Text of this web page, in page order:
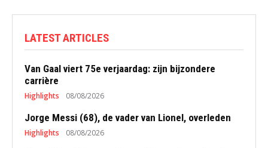
LATEST ARTICLES
Van Gaal viert 75e verjaardag: zijn bijzondere
carrière
Highlights 08/08/2026
Jorge Messi (68), de vader van Lionel, overleden
Highlights 08/08/2026